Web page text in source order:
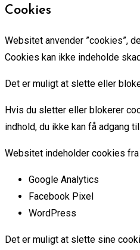
Cookies
Websitet anvender ”cookies”,
Cookies kan ikke indeholde
Det er muligt at slette eller
Hvis du sletter eller blokerer
indhold, du ikke kan få adgang til.
Websitet indeholder cookies
Google Analytics
Facebook Pixel
WordPress
Det er muligt at slette sine